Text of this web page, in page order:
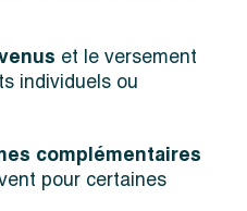
et le versement
individuels ou
complémentaires
pour certaines